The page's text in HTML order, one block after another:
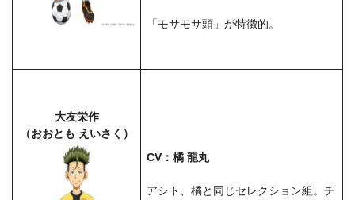
「モサモサ頭」が特徴的。
大友栄作
（おおとも えいさく）
CV：橘 龍丸
アシト、橘と同じセレクション組。チ